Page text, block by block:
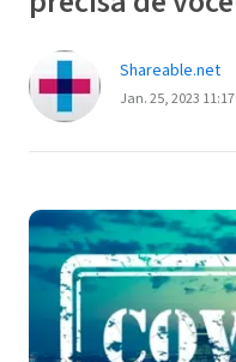
Shareable.net
Jan. 25, 2023 11:17